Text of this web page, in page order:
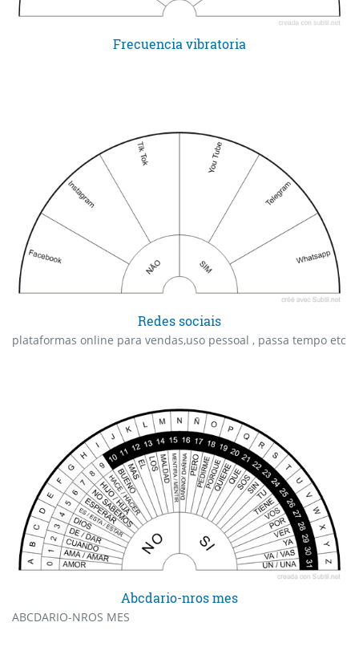
Frecuencia vibratoria
Redes sociais
plataformas online para vendas,uso pessoal , passa tempo etc
Abcdario-nros mes
ABCDARIO-NROS MES